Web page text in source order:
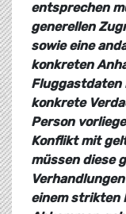
entsprechen
generellen
sowie eine
konkreten
Fluggastdaten
konkrete
Person
Konflikt mit
müssen diese
einem strikten